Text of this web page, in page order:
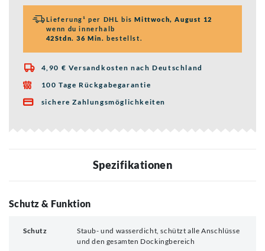
Lieferung¹ per DHL bisMittwoch, August 12
wenn du innerhalb
42Stdn. 36 Min. bestellst.
 4,90 € Versandkosten nach Deutschland
 100 Tage Rückgabegarantie
 sichere Zahlungsmöglichkeiten
Spezifikationen
Schutz & Funktion
Schutz
Staub- und wasserdicht, schützt alle Anschlüsse
und den gesamten Dockingbereich